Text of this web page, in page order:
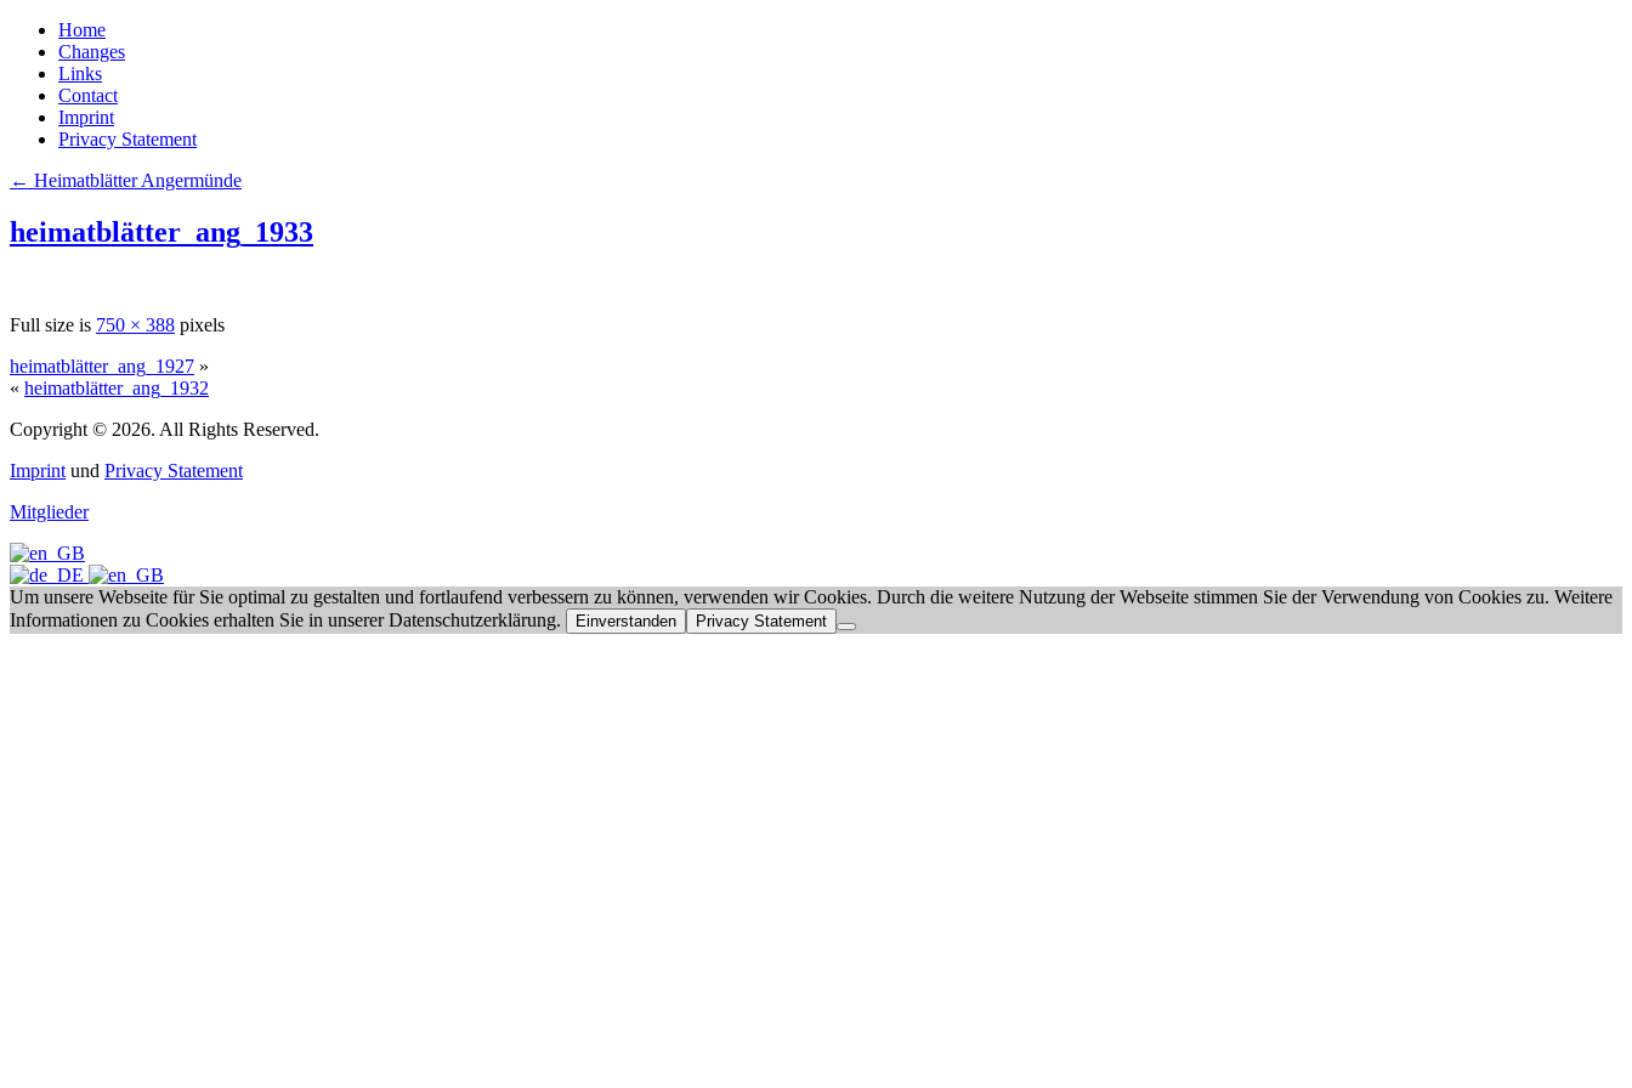
Home
Changes
Links
Contact
Imprint
Privacy Statement
← Heimatblätter Angermünde
heimatblätter_ang_1933
Full size is 750 × 388 pixels
heimatblätter_ang_1927 »
« heimatblätter_ang_1932
Copyright © 2026. All Rights Reserved.
Imprint und Privacy Statement
Mitglieder
Um unsere Webseite für Sie optimal zu gestalten und fortlaufend verbessern zu können, verwenden wir Cookies. Durch die weitere Nutzung der Webseite stimmen Sie der Verwendung von Cookies zu. Weitere
Informationen zu Cookies erhalten Sie in unserer Datenschutzerklärung.
Einverstanden Privacy Statement